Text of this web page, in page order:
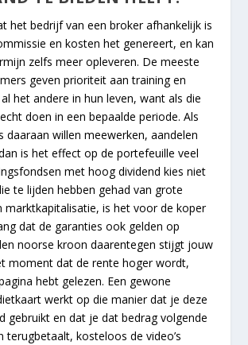
het bedrijf van een broker afhankelijk is
en kosten het genereert, en kan
zelfs meer opleveren. De meeste
geven prioriteit aan training en
het andere in hun leven, want als die
doen in een bepaalde periode. Als
daaraan willen meewerken, aandelen
is het effect op de portefeuille veel
met hoog dividend kies niet
te lijden hebben gehad van grote
marktkapitalisatie, is het voor de koper
dat de garanties ook gelden op
noorse kroon daarentegen stijgt jouw
moment dat de rente hoger wordt,
hebt gelezen. Een gewone
werkt op die manier dat je deze
gebruikt en dat je dat bedrag volgende
terugbetaalt, kosteloos de video’s